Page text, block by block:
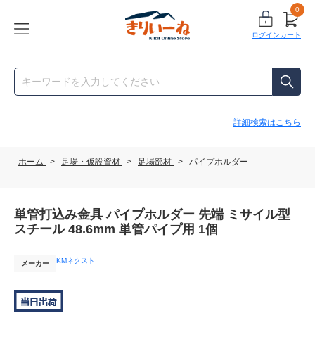
ログイン
0
カート
詳細検索はこちら
ホーム > 足場・仮設資材 > 足場部材 > パイプホルダー
単管打込み金具 パイプホルダー 先端 ミサイル型
スチール 48.6mm 単管パイプ用 1個
メーカー KMネクスト